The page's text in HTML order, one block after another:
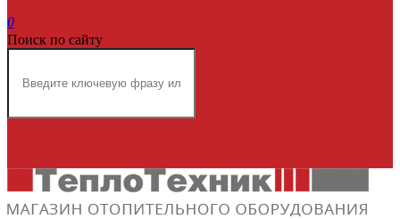
0
Поиск по сайту